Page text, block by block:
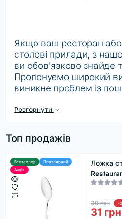
Якщо ваш ресторан або
столові прилади, з
ви обов'язково знайде
Пропонуємо широкий
виникне проблем із
тематиці та типу вашого
посудомийній машині,
заходу з
полегшеним. Якщо ви
сервірувальні ложки,
варіанти цільних чи
задовольнити всі ваші
Розгорнути
Топ продажів
Бестселер
Популярний
Акція
Ложка
39 грн -
31 грн